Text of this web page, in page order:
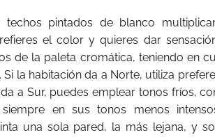
techos pintados de blanco
el color y quieres dar
de la paleta cromática, teniendo en
Si la habitación da a Norte, utiliza
a Sur, puedes emplear tonos fríos,
en sus tonos menos
una sola pared, la más lejana, y